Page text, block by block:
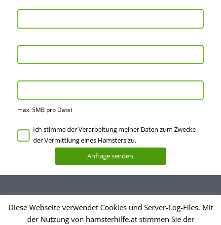
max. 5MB pro Datei
Ich stimme der Verarbeitung meiner Daten zum Zwecke
der Vermittlung eines Hamsters zu.
Diese Webseite verwendet Cookies und Server-Log-Files. Mit
der Nutzung von hamsterhilfe.at stimmen Sie der